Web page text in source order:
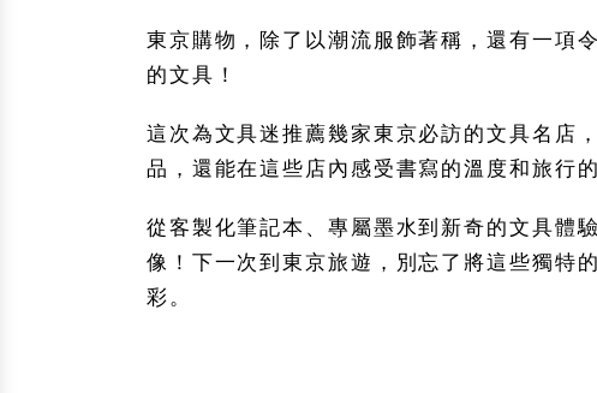
東京購物，除了以潮流服飾著稱，還有一
的文具！
這次為文具迷推薦幾家東京必訪的文具名店
品，還能在這些店內感受書寫的溫度和旅行的
從客製化筆記本、專屬墨水到新奇的文具體
像！下一次到東京旅遊，別忘了將這些獨特
彩。